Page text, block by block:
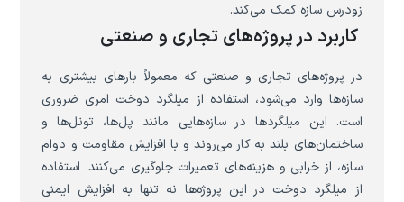
زودرس سازه کمک می‌کند.
کاربرد در پروژه‌های تجاری و صنعتی
در پروژه‌های تجاری و صنعتی که معمولاً بارهای بیشتری به
سازه‌ها وارد می‌شود، استفاده از میلگرد دوخت امری ضروری
است. این میلگردها در سازه‌هایی مانند پل‌ها، تونل‌ها و
ساختمان‌های بلند به کار می‌روند و با افزایش مقاومت و دوام
سازه، از خرابی و هزینه‌های تعمیرات جلوگیری می‌کنند. استفاده
از میلگرد دوخت در این پروژه‌ها نه تنها به افزایش ایمنی